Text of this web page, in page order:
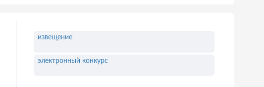
извещение
электронный конкурс